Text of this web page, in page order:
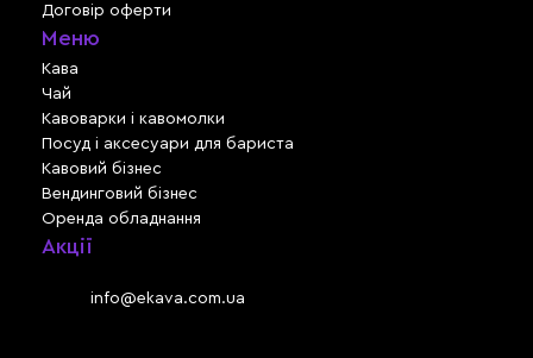
Договір оферти
Меню
Кава
Чай
Кавоварки і кавомолки
Посуд і аксесуари для бариста
Кавовий бізнес
Вендинговий бізнес
Оренда обладнання
Акції
info@ekava.com.ua